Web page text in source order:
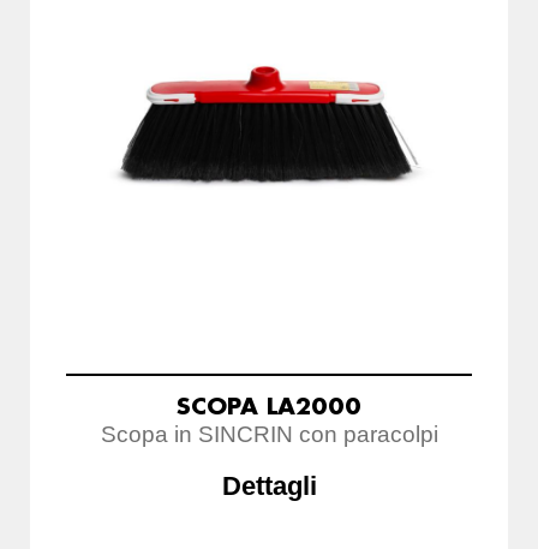
SCOPA LA2000
Scopa in SINCRIN con paracolpi
Dettagli